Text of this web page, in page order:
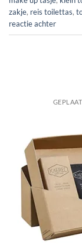
zakje, reis toilettas,
reactie achter